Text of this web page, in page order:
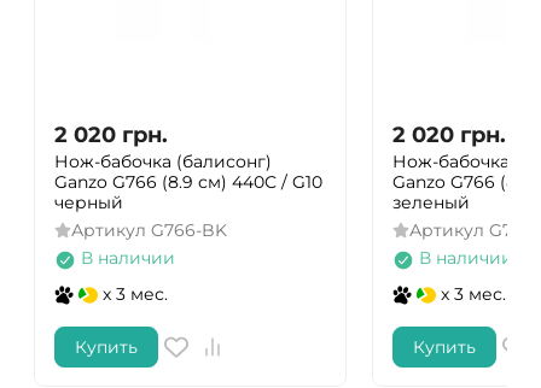
2 020 грн.
Нож-бабочка (балисонг)
Ganzo G766 (8.9 см) 440С / G10
черный
Артикул G766-BK
В наличии
x 3 мес.
Купить
2 020 грн.
Нож-бабочка
Ganzo G766 (8.9
зеленый
Артикул
В наличии
x 3 мес.
Купить